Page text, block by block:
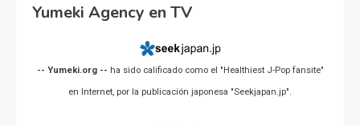
Yumeki Agency en TV
-- Yumeki.org -- ha sido calificado como el "Healthiest J-Pop fansite"
en Internet, por la publicación japonesa "Seekjapan.jp".